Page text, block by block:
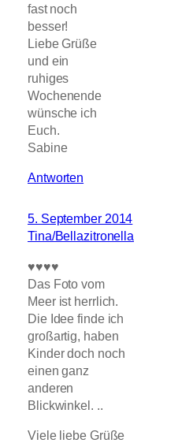
fast noch
besser!
Liebe Grüße
und ein
ruhiges
Wochenende
wünsche ich
Euch.
Sabine
Antworten
5. September 2014
Tina/Bellazitronella
♥♥♥♥
Das Foto vom
Meer ist herrlich.
Die Idee finde ich
großartig, haben
Kinder doch noch
einen ganz
anderen
Blickwinkel. ..
Viele liebe Grüße